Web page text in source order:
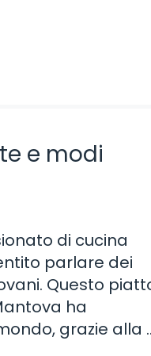
e modi
di cucina
parlare dei
Questo
ha
grazie alla